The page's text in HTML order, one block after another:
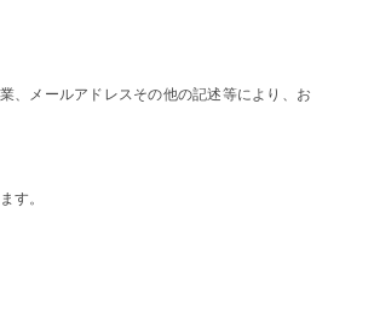
、メールアドレスその他の記述等により、お
す。